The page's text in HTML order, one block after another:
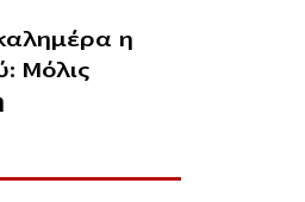
η
Μόλις